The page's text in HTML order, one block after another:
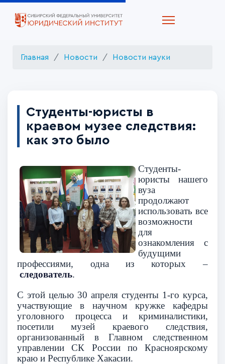
Главная Новости Новости науки
Студенты-юристы в
краевом музее следствия:
как это было
Студенты-
юристы нашего
вуза
продолжают
использовать все
возможности
для
ознакомления с
будущими
профессиями, одна из которых –
следователь.
С этой целью 30 апреля студенты 1-го курса,
участвующие в научном кружке кафедры
уголовного процесса и криминалистики,
посетили музей краевого следствия,
организованный в Главном следственном
управлении СК России по Красноярскому
краю и Республике Хакасии.